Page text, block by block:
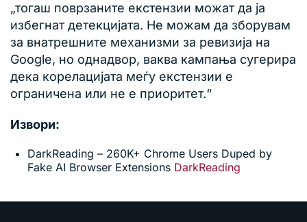
„тогаш поврзаните екстензии можат да ја
избегнат детекцијата. Не можам да зборувам
за внатрешните механизми за ревизија на
Google, но однадвор, ваква кампања сугерира
дека корелацијата меѓу екстензии е
ограничена или не е приоритет.“
Извори:
DarkReading – 260K+ Chrome Users Duped by
Fake AI Browser Extensions DarkReading